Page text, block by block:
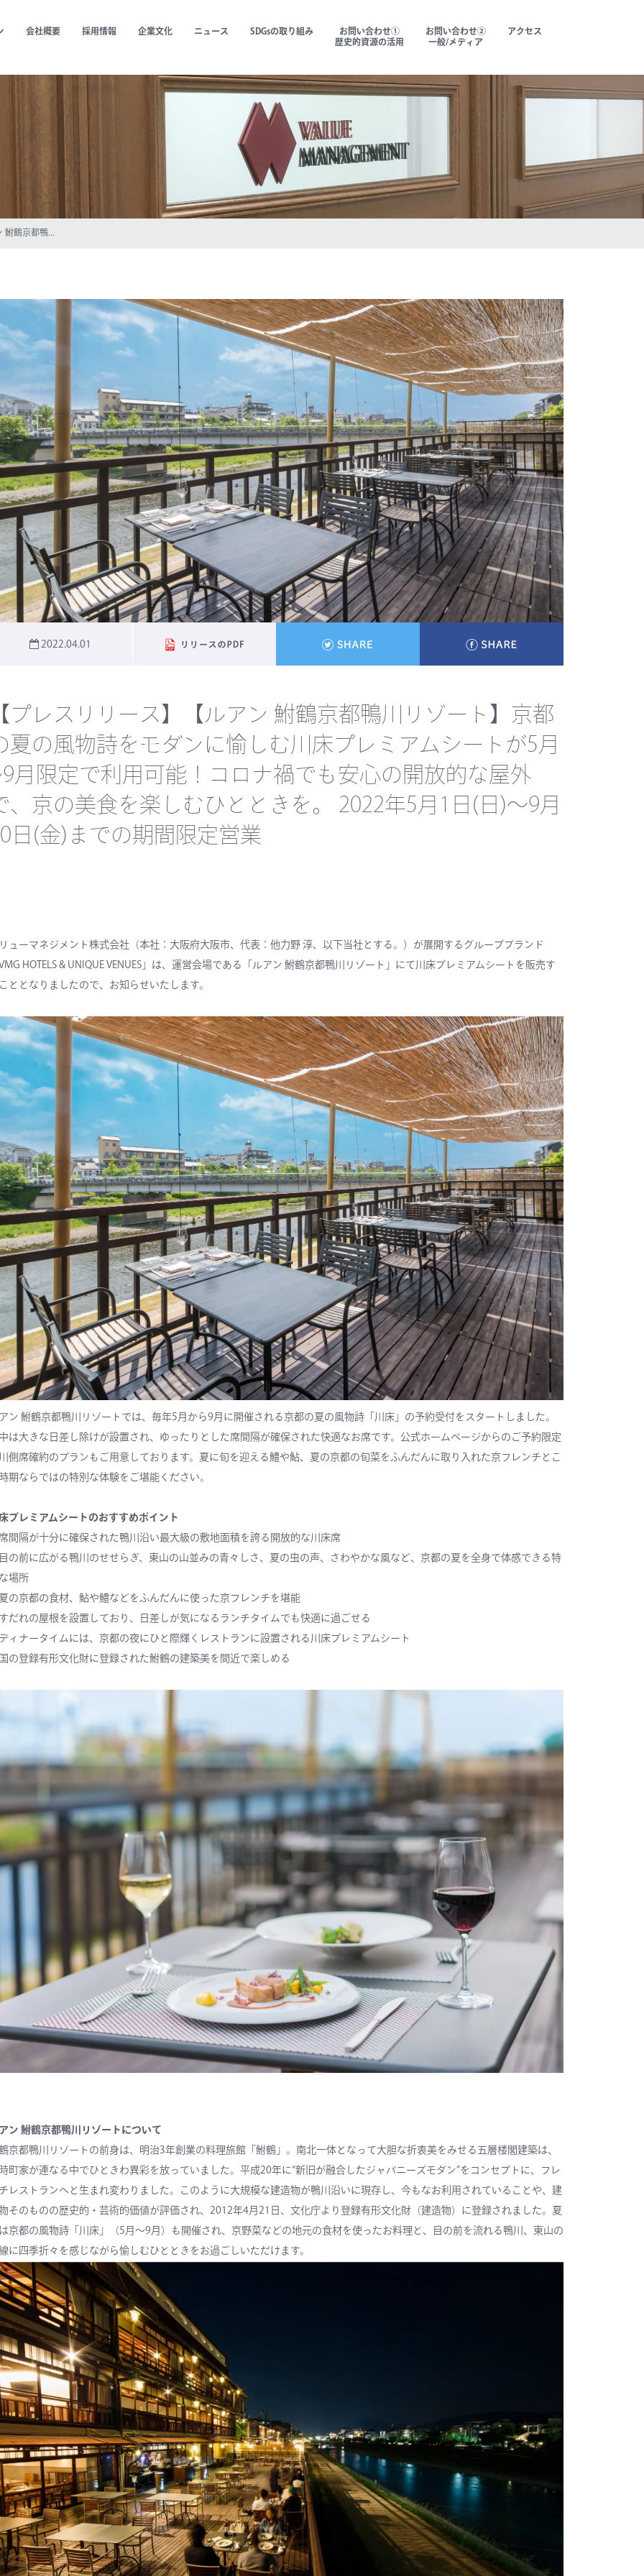
会社概要 採用情報 企業文化 ニュース SDGsの取り組み
お問い合わせ①
歴史的資源の活用
お問い合わせ②
一般/メディア
アクセス
鶴京都鴨...
2022.04.01
プレスリリース】【ルアン 鮒鶴京都鴨川リゾート】京都
夏の風物詩をモダンに愉しむ川床プレミアムシートが5月
月限定で利用可能！コロナ禍でも安心の開放的な屋外
、京の美食を楽しむひとときを。 2022年5月1日(日)～9月
日(金)までの期間限定営業
ューマネジメント株式会社（本社：大阪府大阪市、代表：他力野 淳、以下当社とする。）が展開するグループブランド
HOTELS & UNIQUE VENUES」は、運営会場である「ルアン 鮒鶴京都鴨川リゾート」にて川床プレミアムシートを販売す
ととなりましたので、お知らせいたします。
ン 鮒鶴京都鴨川リゾートでは、毎年5月から9月に開催される京都の夏の風物詩「川床」の予約受付をスタートしました。
は大きな日差し除けが設置され、ゆったりとした席間隔が確保された快適なお席です。公式ホームページからのご予約限定
側席確約のプランもご用意しております。夏に旬を迎える鱧や鮎、夏の京都の旬菜をふんだんに取り入れた京フレンチとこ
期ならではの特別な体験をご堪能ください。
プレミアムシートのおすすめポイント
間隔が十分に確保された鴨川沿い最大級の敷地面積を誇る開放的な川床席
の前に広がる鴨川のせせらぎ、東山の山並みの青々しさ、夏の虫の声、さわやかな風など、京都の夏を全身で体感できる特
場所
の京都の食材、鮎や鱧などをふんだんに使った京フレンチを堪能
だれの屋根を設置しており、日差しが気になるランチタイムでも快適に過ごせる
ィナータイムには、京都の夜にひと際輝くレストランに設置される川床プレミアムシート
の登録有形文化財に登録された鮒鶴の建築美を間近で楽しめる
ン 鮒鶴京都鴨川リゾートについて
京都鴨川リゾートの前身は、明治3年創業の料理旅館「鮒鶴」。南北一体となって大胆な折衷美をみせる五層楼閣建築は、
町家が連なる中でひときわ異彩を放っていました。平成20年に“新旧が融合したジャパニーズモダン”をコンセプトに、フレ
レストランへと生まれ変わりました。このように大規模な建造物が鴨川沿いに現存し、今もなお利用されていることや、建
そのものの歴史的・芸術的価値が評価され、2012年4月21日、文化庁より登録有形文化財（建造物）に登録されました。夏
京都の風物詩「川床」（5月～9月）も開催され、京野菜などの地元の食材を使ったお料理と、目の前を流れる鴨川、東山の
に四季折々を感じながら愉しむひとときをお過ごしいただけます。